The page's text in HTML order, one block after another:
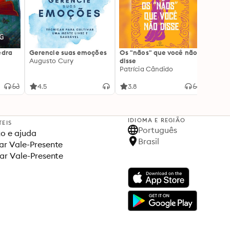
Gerencie suas emoções
Augusto Cury
4.5
Os "nãos" que você não
disse
Patrícia Cândido
3.8
e ajuda
Vale-Presente
Vale-Presente
IDIOMA E REGIÃO
Português
Brasil